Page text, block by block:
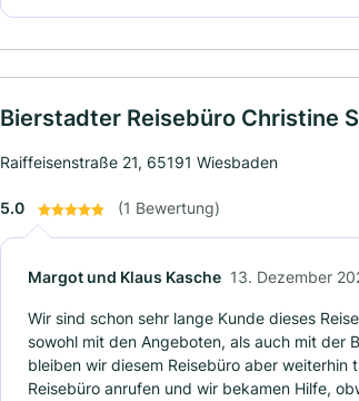
Bierstadter Reisebüro Christine
Raiffeisenstraße 21, 65191 Wiesbaden
5.0 (1 Bewertung)
Margot und Klaus Kasche 13. Dezember
Wir sind schon sehr lange Kunde dieses
sowohl mit den Angeboten, als auch mit der
bleiben wir diesem Reisebüro aber
Reisebüro anrufen und wir bekamen Hilfe,